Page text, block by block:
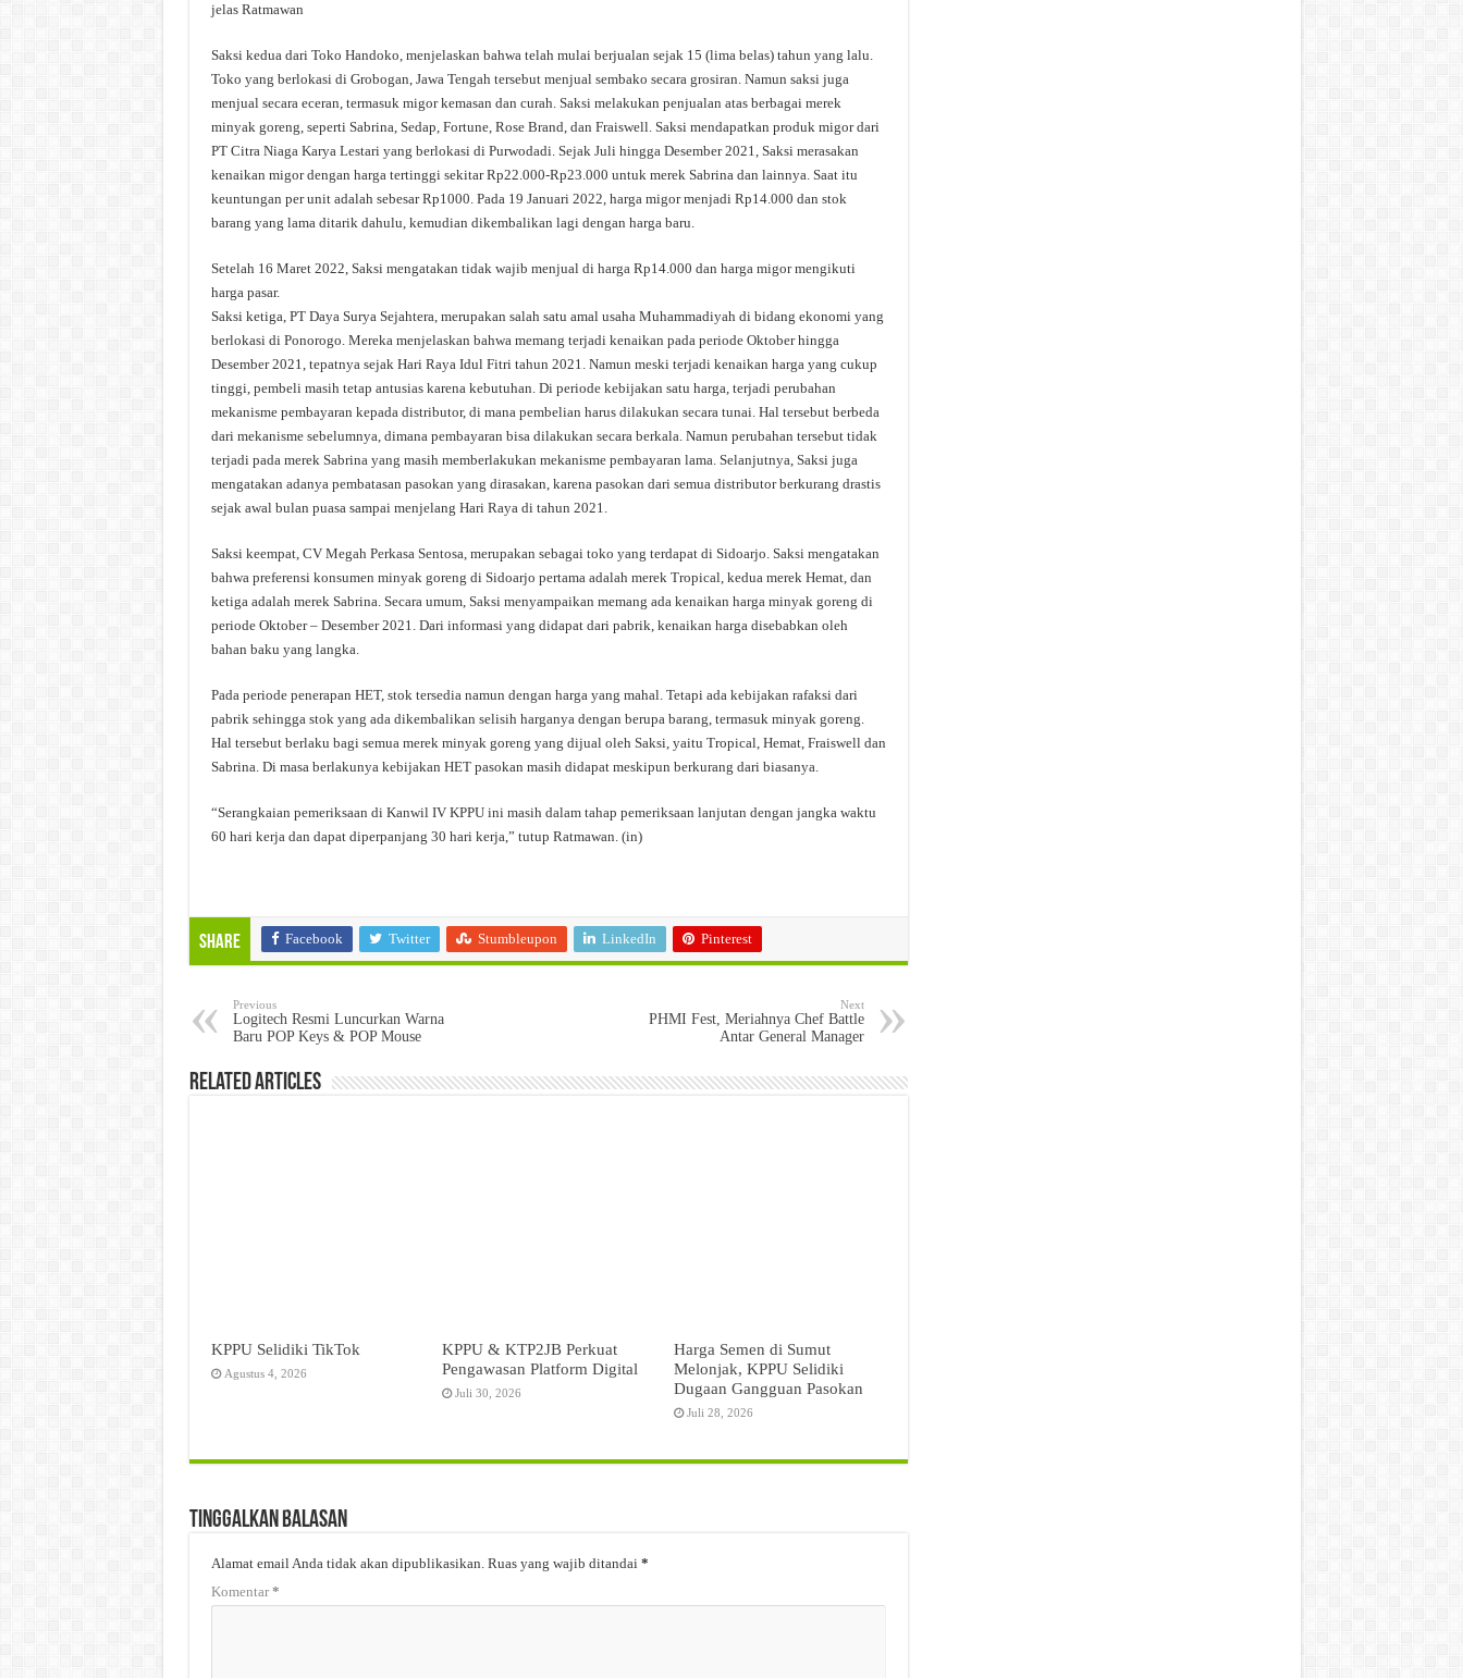
jelas Ratmawan
Saksi kedua dari Toko Handoko, menjelaskan bahwa telah mulai berjualan sejak 15 (lima belas) tahun yang lalu.
Toko yang berlokasi di Grobogan, Jawa Tengah tersebut menjual sembako secara grosiran. Namun saksi juga
menjual secara eceran, termasuk migor kemasan dan curah. Saksi melakukan penjualan atas berbagai merek
minyak goreng, seperti Sabrina, Sedap, Fortune, Rose Brand, dan Fraiswell. Saksi mendapatkan produk migor dari
PT Citra Niaga Karya Lestari yang berlokasi di Purwodadi. Sejak Juli hingga Desember 2021, Saksi merasakan
kenaikan migor dengan harga tertinggi sekitar Rp22.000-Rp23.000 untuk merek Sabrina dan lainnya. Saat itu
keuntungan per unit adalah sebesar Rp1000. Pada 19 Januari 2022, harga migor menjadi Rp14.000 dan stok
barang yang lama ditarik dahulu, kemudian dikembalikan lagi dengan harga baru.
Setelah 16 Maret 2022, Saksi mengatakan tidak wajib menjual di harga Rp14.000 dan harga migor mengikuti
harga pasar.
Saksi ketiga, PT Daya Surya Sejahtera, merupakan salah satu amal usaha Muhammadiyah di bidang ekonomi yang
berlokasi di Ponorogo. Mereka menjelaskan bahwa memang terjadi kenaikan pada periode Oktober hingga
Desember 2021, tepatnya sejak Hari Raya Idul Fitri tahun 2021. Namun meski terjadi kenaikan harga yang cukup
tinggi, pembeli masih tetap antusias karena kebutuhan. Di periode kebijakan satu harga, terjadi perubahan
mekanisme pembayaran kepada distributor, di mana pembelian harus dilakukan secara tunai. Hal tersebut berbeda
dari mekanisme sebelumnya, dimana pembayaran bisa dilakukan secara berkala. Namun perubahan tersebut tidak
terjadi pada merek Sabrina yang masih memberlakukan mekanisme pembayaran lama. Selanjutnya, Saksi juga
mengatakan adanya pembatasan pasokan yang dirasakan, karena pasokan dari semua distributor berkurang drastis
sejak awal bulan puasa sampai menjelang Hari Raya di tahun 2021.
Saksi keempat, CV Megah Perkasa Sentosa, merupakan sebagai toko yang terdapat di Sidoarjo. Saksi mengatakan
bahwa preferensi konsumen minyak goreng di Sidoarjo pertama adalah merek Tropical, kedua merek Hemat, dan
ketiga adalah merek Sabrina. Secara umum, Saksi menyampaikan memang ada kenaikan harga minyak goreng di
periode Oktober – Desember 2021. Dari informasi yang didapat dari pabrik, kenaikan harga disebabkan oleh
bahan baku yang langka.
Pada periode penerapan HET, stok tersedia namun dengan harga yang mahal. Tetapi ada kebijakan rafaksi dari
pabrik sehingga stok yang ada dikembalikan selisih harganya dengan berupa barang, termasuk minyak goreng.
Hal tersebut berlaku bagi semua merek minyak goreng yang dijual oleh Saksi, yaitu Tropical, Hemat, Fraiswell dan
Sabrina. Di masa berlakunya kebijakan HET pasokan masih didapat meskipun berkurang dari biasanya.
“Serangkaian pemeriksaan di Kanwil IV KPPU ini masih dalam tahap pemeriksaan lanjutan dengan jangka waktu
60 hari kerja dan dapat diperpanjang 30 hari kerja,” tutup Ratmawan. (in)
Share Facebook Twitter Stumbleupon LinkedIn Pinterest
Previous
Logitech Resmi Luncurkan Warna
Baru POP Keys & POP Mouse
Next
PHMI Fest, Meriahnya Chef Battle
Antar General Manager
Related Articles
KPPU Selidiki TikTok
Agustus 4, 2026
KPPU & KTP2JB Perkuat
Pengawasan Platform Digital
Juli 30, 2026
Harga Semen di Sumut
Melonjak, KPPU Selidiki
Dugaan Gangguan Pasokan
Juli 28, 2026
Tinggalkan Balasan
Alamat email Anda tidak akan dipublikasikan. Ruas yang wajib ditandai *
Komentar*